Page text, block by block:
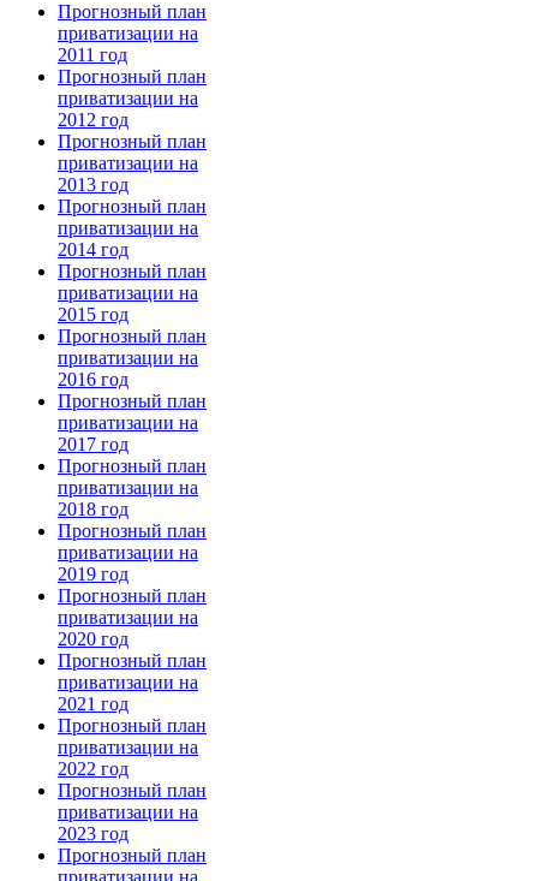
Прогнозный план
приватизации на
2011 год
Прогнозный план
приватизации на
2012 год
Прогнозный план
приватизации на
2013 год
Прогнозный план
приватизации на
2014 год
Прогнозный план
приватизации на
2015 год
Прогнозный план
приватизации на
2016 год
Прогнозный план
приватизации на
2017 год
Прогнозный план
приватизации на
2018 год
Прогнозный план
приватизации на
2019 год
Прогнозный план
приватизации на
2020 год
Прогнозный план
приватизации на
2021 год
Прогнозный план
приватизации на
2022 год
Прогнозный план
приватизации на
2023 год
Прогнозный план